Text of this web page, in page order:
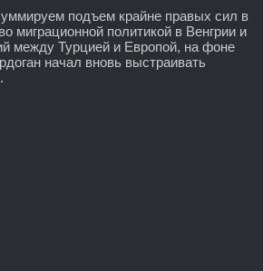
подъем крайне правых сил в
миграционной политикой в Венгрии и
между Турцией и Европой, на фоне
начал вновь выстраивать